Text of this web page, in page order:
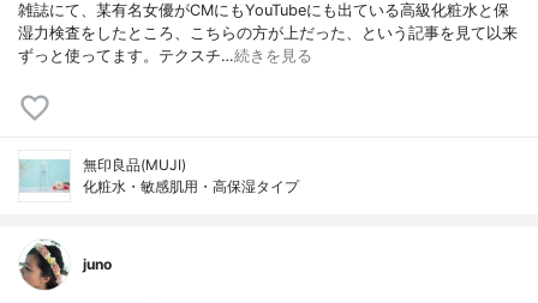
雑誌にて、某有名女優がCMにもYouTubeにも出ている高級化粧水と保
湿力検査をしたところ、こちらの方が上だった、という記事を見て以来
ずっと使ってます。テクスチ…続きを見る
無印良品(MUJI)
化粧水・敏感肌用・高保湿タイプ
juno